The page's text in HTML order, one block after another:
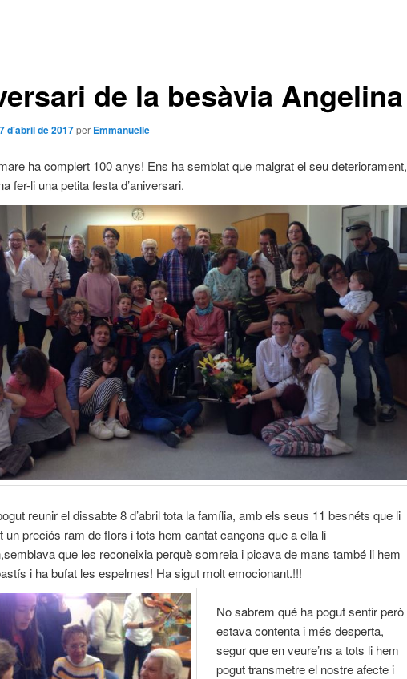
de la besàvia Angelina
d'abril de 2017per Emmanuelle
ha complert 100 anys! Ens ha semblat que malgrat el seu deteriorament,
fer-li una petita festa d’aniversari.
reunir el dissabte 8 d’abril tota la família, amb els seus 11 besnéts que li
un preciós ram de flors i tots hem cantat cançons que a ella li
que les reconeixia perquè somreia i picava de mans també li hem
i ha bufat les espelmes! Ha sigut molt emocionant.!!!
No sabrem qué ha pogut sentir però
estava contenta i més desperta,
segur que en veure’ns a tots li hem
pogut transmetre el nostre afecte i